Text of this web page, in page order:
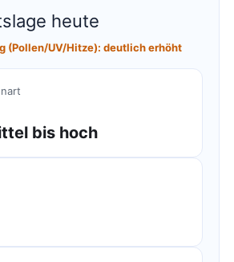
heute
(Pollen/UV/Hitze): deutlich erhöht
bis hoch